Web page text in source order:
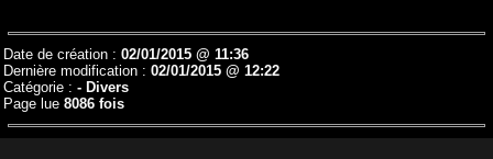
Date de création :02/01/2015 @ 11:36
Dernière modification :02/01/2015 @ 12:22
Catégorie :- Divers
Page lue8086 fois